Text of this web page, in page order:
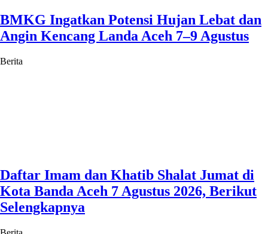
BMKG Ingatkan Potensi Hujan Lebat dan
Angin Kencang Landa Aceh 7–9 Agustus
Berita
Daftar Imam dan Khatib Shalat Jumat di
Kota Banda Aceh 7 Agustus 2026, Berikut
Selengkapnya